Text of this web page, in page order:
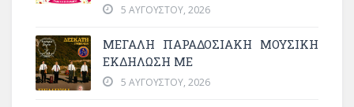
5 ΑΥΓΟΎΣΤΟΥ, 2026
ΜΕΓΆΛΗ ΠΑΡΑΔΟΣΙΑΚΉ ΜΟΥΣΙΚΉ
ΕΚΔΉΛΩΣΗ ΜΕ
5 ΑΥΓΟΎΣΤΟΥ, 2026